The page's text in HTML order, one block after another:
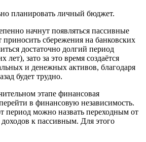
планировать личный бюджет.
начнут появляться пассивные
приносить сбережения на банковских
достаточно долгий период
лет), зато за это время создаётся
и денежных активов, благодаря
будет трудно.
этапе финансовая
в финансовую независимость.
период можно назвать переходным от
к пассивным. Для этого